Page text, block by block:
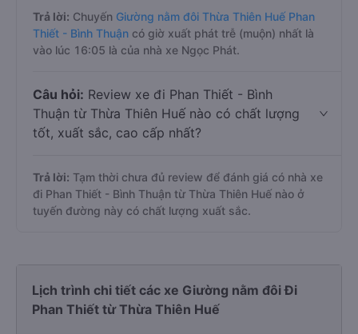
Trả lời: Chuyến Giường nằm đôi Thừa Thiên Huế Phan
Thiết - Bình Thuận có giờ xuất phát trễ (muộn) nhất là
vào lúc 16:05 là của nhà xe Ngọc Phát.
Câu hỏi: Review xe đi Phan Thiết - Bình
Thuận từ Thừa Thiên Huế nào có chất lượng
tốt, xuất sắc, cao cấp nhất?
Trả lời: Tạm thời chưa đủ review để đánh giá có nhà xe
đi Phan Thiết - Bình Thuận từ Thừa Thiên Huế nào ở
tuyến đường này có chất lượng xuất sắc.
Lịch trình chi tiết các xe Giường nằm đôi Đi
Phan Thiết từ Thừa Thiên Huế